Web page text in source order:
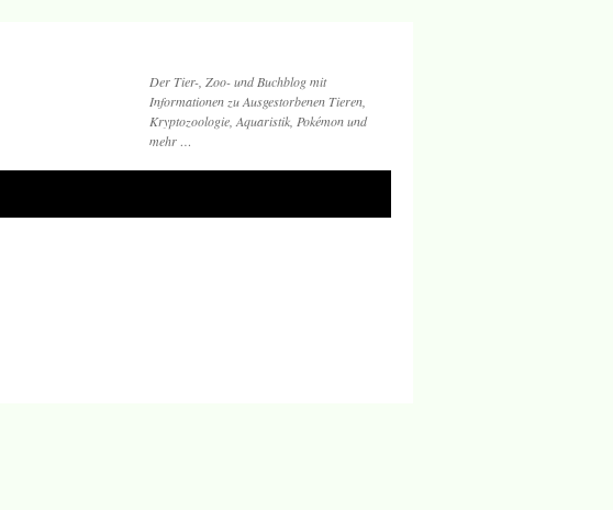
Der Tier-, Zoo- und Buchblog mit
Informationen zu Ausgestorbenen Tieren,
Kryptozoologie, Aquaristik, Pokémon und
mehr …